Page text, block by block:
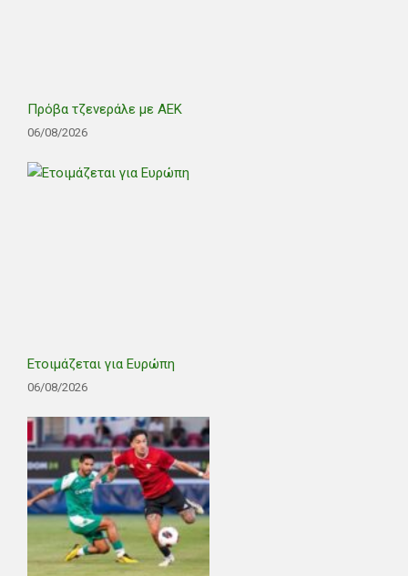
Πρόβα τζενεράλε με ΑΕΚ
06/08/2026
Ετοιμάζεται για Ευρώπη
06/08/2026